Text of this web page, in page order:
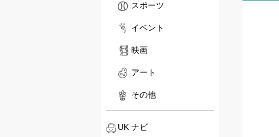
スポーツ
イベント
映画
アート
その他
UK ナビ